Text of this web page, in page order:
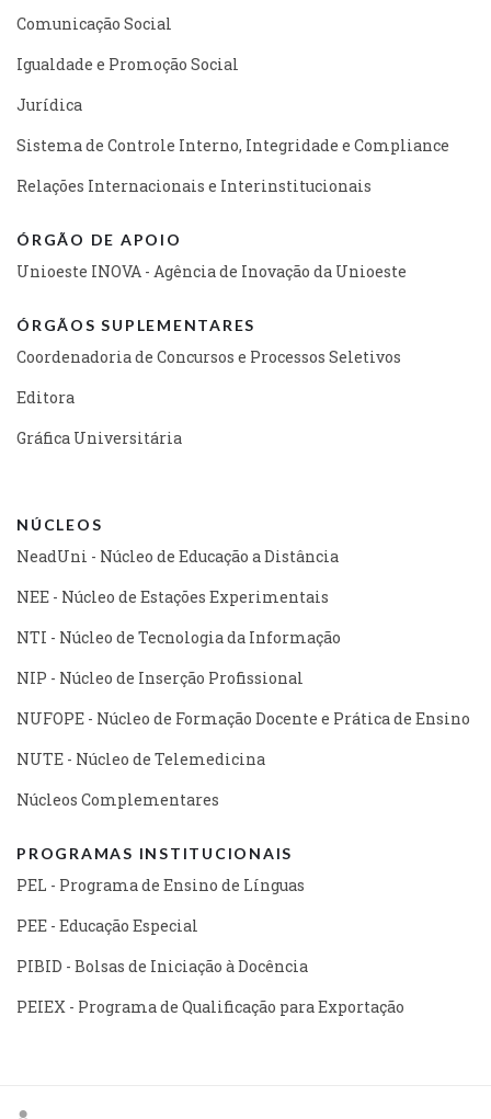
Comunicação Social
Igualdade e Promoção Social
Jurídica
Sistema de Controle Interno, Integridade e Compliance
Relações Internacionais e Interinstitucionais
ÓRGÃO DE APOIO
Unioeste INOVA - Agência de Inovação da Unioeste
ÓRGÃOS SUPLEMENTARES
Coordenadoria de Concursos e Processos Seletivos
Editora
Gráfica Universitária
NÚCLEOS
NeadUni - Núcleo de Educação a Distância
NEE - Núcleo de Estações Experimentais
NTI - Núcleo de Tecnologia da Informação
NIP - Núcleo de Inserção Profissional
NUFOPE - Núcleo de Formação Docente e Prática de Ensino
NUTE - Núcleo de Telemedicina
Núcleos Complementares
PROGRAMAS INSTITUCIONAIS
PEL - Programa de Ensino de Línguas
PEE - Educação Especial
PIBID - Bolsas de Iniciação à Docência
PEIEX - Programa de Qualificação para Exportação